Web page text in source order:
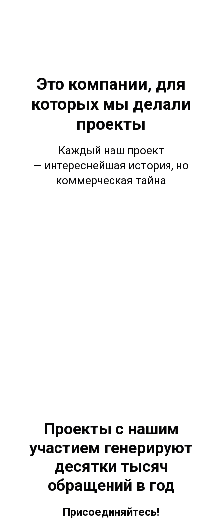
Это компании, для
которых мы делали
проекты
Каждый наш проект
— интереснейшая история, но
коммерческая тайна
Проекты с нашим
участием генерируют
десятки тысяч
обращений в год
Присоединяйтесь!